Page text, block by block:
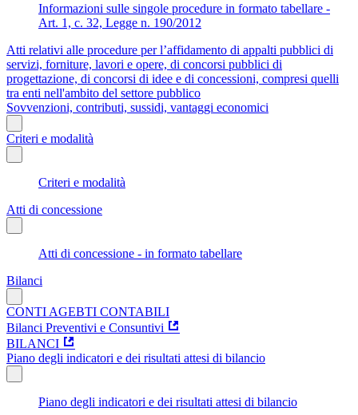
Informazioni sulle singole procedure in formato tabellare -
Art. 1, c. 32, Legge n. 190/2012
Atti relativi alle procedure per l’affidamento di appalti pubblici di
servizi, forniture, lavori e opere, di concorsi pubblici di
progettazione, di concorsi di idee e di concessioni, compresi quelli
tra enti nell'ambito del settore pubblico
Sovvenzioni, contributi, sussidi, vantaggi economici
Criteri e modalità
Criteri e modalità
Atti di concessione
Atti di concessione - in formato tabellare
Bilanci
CONTI AGEBTI CONTABILI
Bilanci Preventivi e Consuntivi
BILANCI
Piano degli indicatori e dei risultati attesi di bilancio
Piano degli indicatori e dei risultati attesi di bilancio